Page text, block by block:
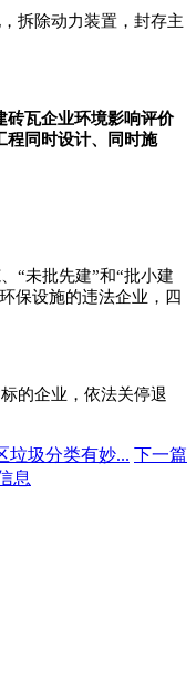
拆除动力装置，封存主
砖瓦企业环境影响评价
程同时设计、同时施
“未批先建”和“批小建
保设施的违法企业，四
的企业，依法关停退
垃圾分类有妙... 下一篇
息